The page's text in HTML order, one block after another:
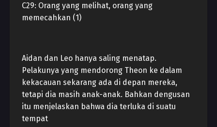
C29: Orang yang melihat, orang yang
memecahkan (1)
Aidan dan Leo hanya saling menatap.
Pelakunya yang mendorong Theon ke dalam
kekacauan sekarang ada di depan mereka,
tetapi dia masih anak-anak. Bahkan dengusan
itu menjelaskan bahwa dia terluka di suatu
tempat